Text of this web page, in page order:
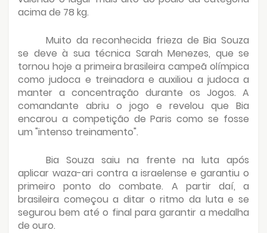
acima de 78 kg.
Muito da reconhecida frieza de Bia Souza
se deve à sua técnica Sarah Menezes, que se
tornou hoje a primeira brasileira campeã olímpica
como judoca e treinadora e auxiliou a judoca a
manter a concentração durante os Jogos. A
comandante abriu o jogo e revelou que Bia
encarou a competição de Paris como se fosse
um "intenso treinamento".
Bia Souza saiu na frente na luta após
aplicar waza-ari contra a israelense e garantiu o
primeiro ponto do combate. A partir daí, a
brasileira começou a ditar o ritmo da luta e se
segurou bem até o final para garantir a medalha
de ouro.